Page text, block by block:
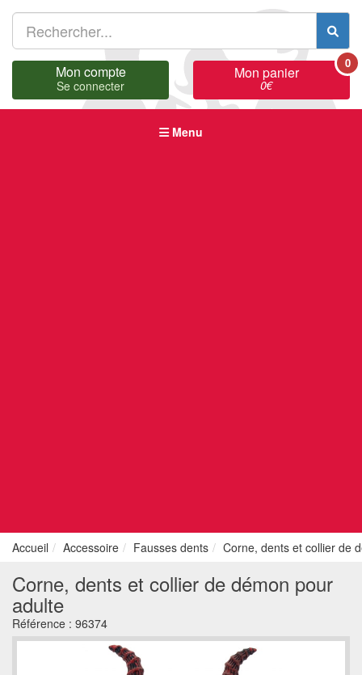
Mon compte
Se connecter
Mon panier
0€
0
Menu
Accueil Accessoire Fausses dents Corne, dents et collier de
Corne, dents et collier de démon pour
adulte
Référence : 96374